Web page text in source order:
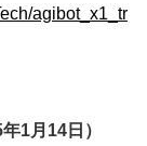
agibot_x1_tr
1月14日）